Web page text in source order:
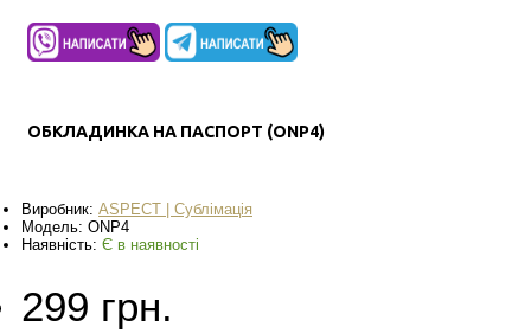
ОБКЛАДИНКА НА ПАСПОРТ (ONP4)
Виробник: ASPECT | Сублімація
Модель: ONP4
Наявність: Є в наявності
299 грн.